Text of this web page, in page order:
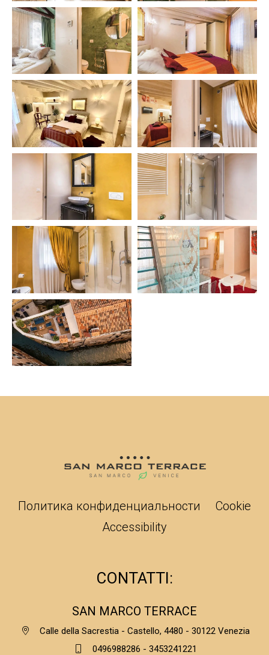
Политика конфиденциальности
Cookie
Accessibility
CONTATTI:
SAN MARCO TERRACE
Calle della Sacrestia - Castello, 4480 - 30122 Venezia
0496988286 - 3453241221